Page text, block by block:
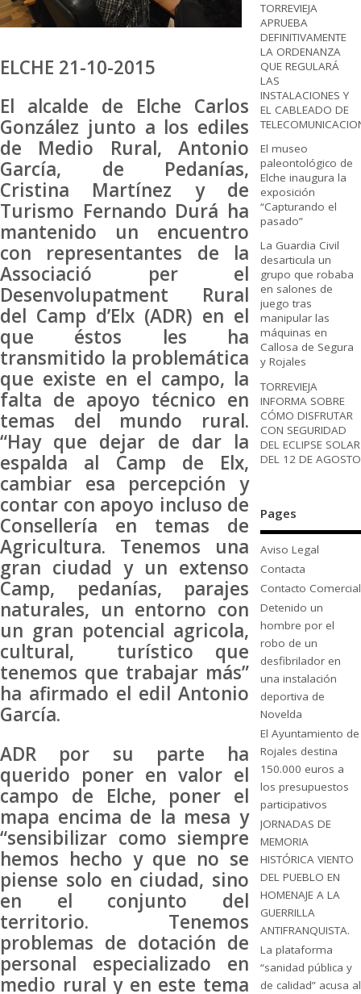
ELCHE 21-10-2015
El alcalde de Elche Carlos
González junto a los ediles
de Medio Rural, Antonio
García, de Pedanías,
Cristina Martínez y de
Turismo Fernando Durá ha
mantenido un encuentro
con representantes de la
Associació per el
Desenvolupatment Rural
del Camp d’Elx (ADR) en el
que éstos les ha
transmitido la problemática
que existe en el campo, la
falta de apoyo técnico en
temas del mundo rural.
“Hay que dejar de dar la
espalda al Camp de Elx,
cambiar esa percepción y
contar con apoyo incluso de
Consellería en temas de
Agricultura. Tenemos una
gran ciudad y un extenso
Camp, pedanías, parajes
naturales, un entorno con
un gran potencial agricola,
cultural, turístico que
tenemos que trabajar más”
ha afirmado el edil Antonio
García.
ADR por su parte ha
querido poner en valor el
campo de Elche, poner el
mapa encima de la mesa y
“sensibilizar como siempre
hemos hecho y que no se
piense solo en ciudad, sino
en el conjunto del
territorio. Tenemos
problemas de dotación de
personal especializado en
medio rural y en este tema
TORREVIEJA
APRUEBA
DEFINITIVAMENTE
LA ORDENANZA
QUE REGULARÁ
LAS
INSTALACIONES Y
EL CABLEADO DE
El museo
paleontológico de
Elche inaugura la
exposición
“Capturando el
pasado”
La Guardia Civil
desarticula un
grupo que robaba
en salones de
juego tras
manipular las
máquinas en
Callosa de Segura
y Rojales
TORREVIEJA
INFORMA SOBRE
CÓMO DISFRUTAR
CON SEGURIDAD
DEL ECLIPSE SOLAR
DEL 12 DE AGOSTO
Pages
Aviso Legal
Contacta
Contacto Comercial
Detenido un
hombre por el
robo de un
desfibrilador en
una instalación
deportiva de
Novelda
El Ayuntamiento de
Rojales destina
150.000 euros a
los presupuestos
participativos
JORNADAS DE
MEMORIA
HISTÓRICA VIENTO
DEL PUEBLO EN
HOMENAJE A LA
GUERRILLA
ANTIFRANQUISTA.
La plataforma
“sanidad pública y
de calidad” acusa al